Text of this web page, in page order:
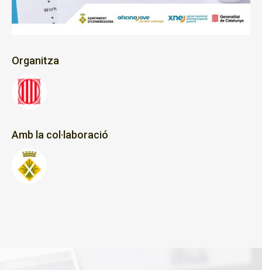
Organitza
Amb la col·laboració